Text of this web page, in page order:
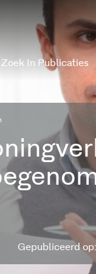
Zoek In Publicaties
Gepubliceerd